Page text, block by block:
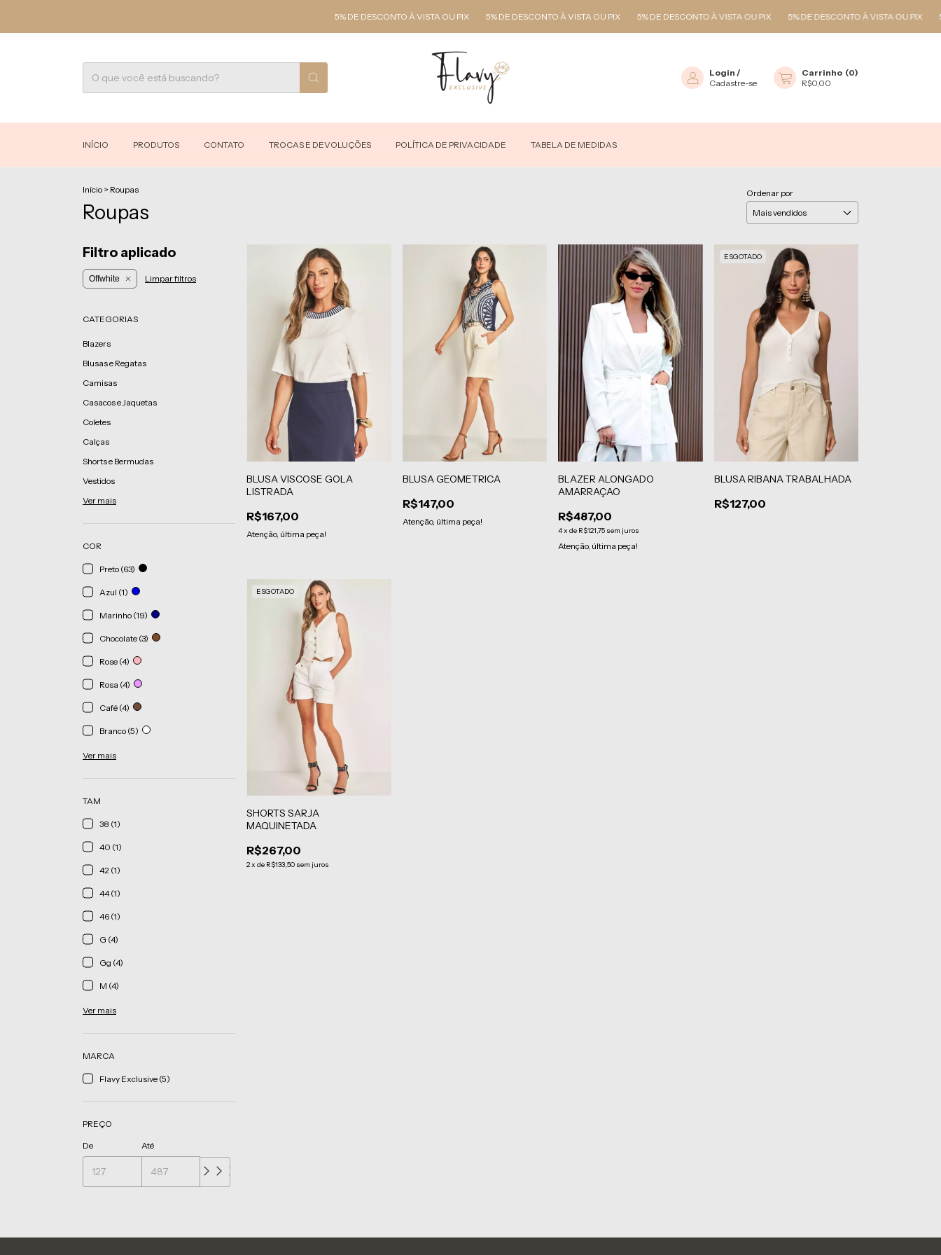
5% DE DESCONTO À VISTA OU PIX 5% DE DESCONTO À VISTA OU PIX 5% DE DESCONTO À VISTA OU PIX 5% DE DESCONTO À VISTA OU PIX 5%
Login /
Cadastre-se
Carrinho (0)
R$0,00
INÍCIO PRODUTOS CONTATO TROCAS E DEVOLUÇÕES POLÍTICA DE PRIVACIDADE TABELA DE MEDIDAS
Início > Roupas
Roupas
Ordenar por
Filtro aplicado
Offwhite Limpar filtros
CATEGORIAS
Blazers
Blusas e Regatas
Camisas
Casacos e Jaquetas
Coletes
Calças
Shorts e Bermudas
Vestidos
Ver mais
COR
Preto (63)
Azul (1)
Marinho (19)
Chocolate (3)
Rose (4)
Rosa (4)
Café (4)
Branco (5)
Ver mais
TAM
38 (1)
40 (1)
42 (1)
44 (1)
46 (1)
G (4)
Gg (4)
M (4)
Ver mais
MARCA
Flavy Exclusive (5)
PREÇO
De Até
BLUSA VISCOSE GOLA
LISTRADA
R$167,00
Atenção, última peça!
BLUSA GEOMETRICA
R$147,00
Atenção, última peça!
BLAZER ALONGADO
AMARRAÇAO
R$487,00
4xde R$121,75 sem juros
Atenção, última peça!
ESGOTADO
BLUSA RIBANA TRABALHADA
R$127,00
ESGOTADO
SHORTS SARJA
MAQUINETADA
R$267,00
2xde R$133,50 sem juros